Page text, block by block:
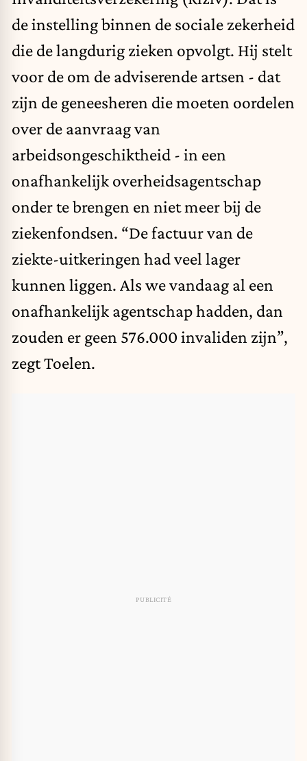
de instelling binnen de sociale zekerheid
die de langdurig zieken opvolgt. Hij stelt
voor de om de adviserende artsen - dat
zijn de geneesheren die moeten oordelen
over de aanvraag van
arbeidsongeschiktheid - in een
onafhankelijk overheidsagentschap
onder te brengen en niet meer bij de
ziekenfondsen. “De factuur van de
ziekte-uitkeringen had veel lager
kunnen liggen. Als we vandaag al een
onafhankelijk agentschap hadden, dan
zouden er geen 576.000 invaliden zijn”,
zegt Toelen.